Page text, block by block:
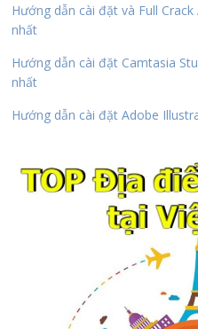
Hướng dẫn cài đặt và Full
nhất
Hướng dẫn cài đặt Camtasia
nhất
Hướng dẫn cài đặt Adobe